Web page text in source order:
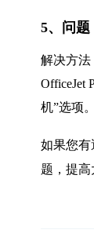
5、问题
解决方法
OfficeJet
机”选项
如果您
题，提高